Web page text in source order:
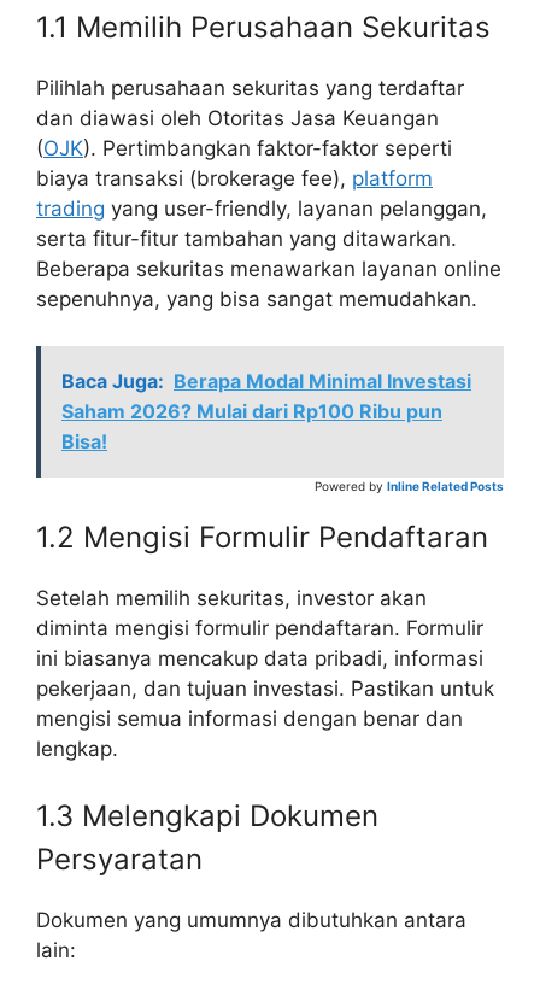
1.1 Memilih Perusahaan Sekuritas
Pilihlah perusahaan sekuritas yang terdaftar
dan diawasi oleh Otoritas Jasa Keuangan
(OJK). Pertimbangkan faktor-faktor seperti
biaya transaksi (brokerage fee), platform
trading yang user-friendly, layanan pelanggan,
serta fitur-fitur tambahan yang ditawarkan.
Beberapa sekuritas menawarkan layanan online
sepenuhnya, yang bisa sangat memudahkan.
Baca Juga: Berapa Modal Minimal Investasi
Saham 2026? Mulai dari Rp100 Ribu pun
Bisa!
Powered by Inline Related Posts
1.2 Mengisi Formulir Pendaftaran
Setelah memilih sekuritas, investor akan
diminta mengisi formulir pendaftaran. Formulir
ini biasanya mencakup data pribadi, informasi
pekerjaan, dan tujuan investasi. Pastikan untuk
mengisi semua informasi dengan benar dan
lengkap.
1.3 Melengkapi Dokumen
Persyaratan
Dokumen yang umumnya dibutuhkan antara
lain: